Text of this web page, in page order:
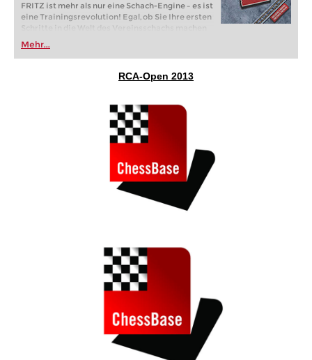
FRITZ ist mehr als nur eine Schach-Engine – es ist
eine Trainingsrevolution! Egal, ob Sie Ihre ersten
Schritte in die Welt des Vereinsschachs machen
oder bereits auf Turnierniveau spielen: Mit
FRITZ trainieren Sie effizienter, intelligenter und
individueller als je zuvor.
Mehr...
RCA-Open 2013